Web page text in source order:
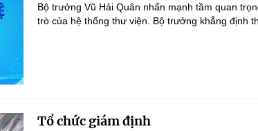
Bộ trưởng Vũ Hải Quân nhấn mạnh tầm quan
trò của hệ thống thư viện. Bộ trưởng khẳng định
Tổ chức giám định